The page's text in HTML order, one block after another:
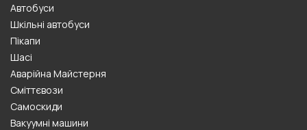
Автобуси
Шкільні автобуси
Пікапи
Шасі
Аварійна Майстерня
Сміттєвози
Самоскиди
Вакуумні машини